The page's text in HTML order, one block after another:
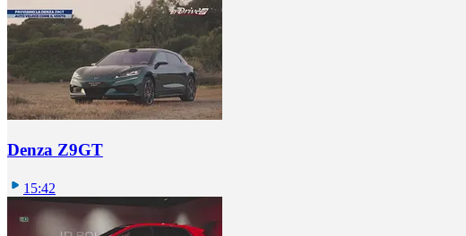
Denza Z9GT
15:42